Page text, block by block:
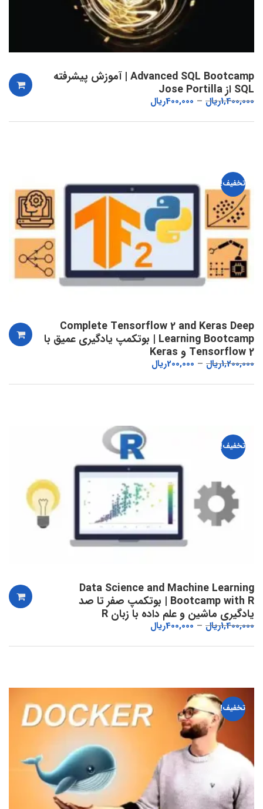
Advanced SQL Bootcamp | آموزش پیشرفته
SQL از Jose Portilla
1,400,000ریال 400,000ریال
تخفیف!
Complete Tensorflow 2 and Keras Deep
Learning Bootcamp | بوتکمپ یادگیری عمیق با
Tensorflow 2 و Keras
1,200,000ریال 200,000ریال
تخفیف!
Data Science and Machine Learning
Bootcamp with R | بوتکمپ صفر تا صد
یادگیری ماشین و علم داده با زبان R
1,400,000ریال 400,000ریال
تخفیف!